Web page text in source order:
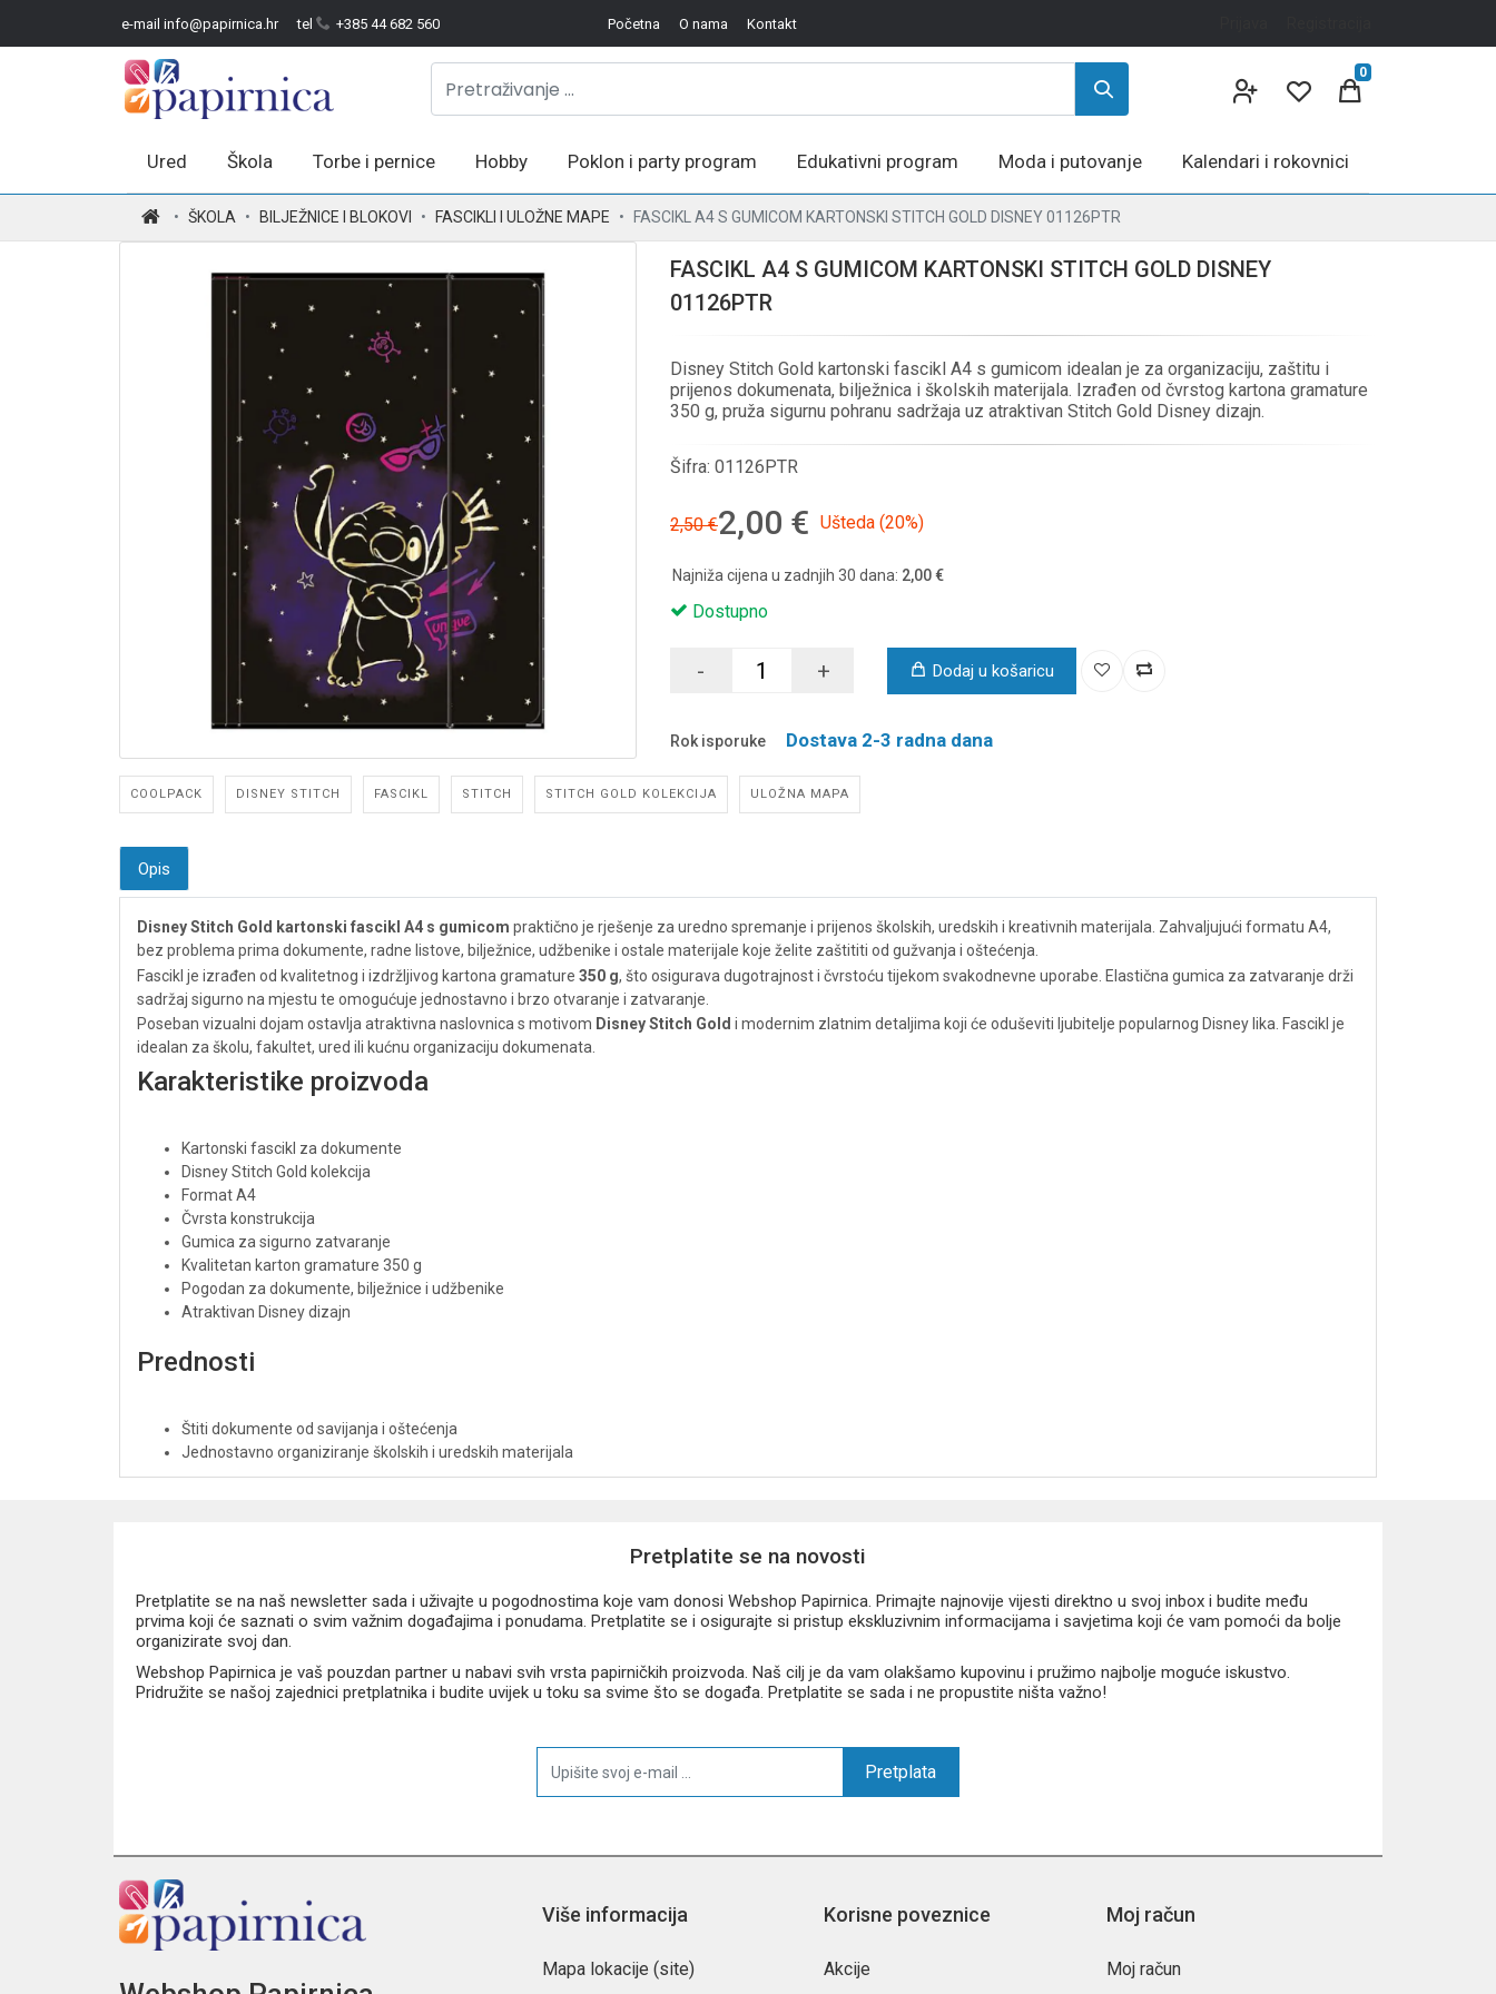
e-mail info@papirnica.hr tel +385 44 682 560 Početna O nama Kontakt
0
Ured Škola Torbe i pernice Hobby Poklon i party program Edukativni program Moda i putovanje Kalendari i rokovnici
ŠKOLA BILJEŽNICE I BLOKOVI FASCIKLI I ULOŽNE MAPE FASCIKL A4 S GUMICOM KARTONSKI STITCH GOLD DISNEY 01126PTR
FASCIKL A4 S GUMICOM KARTONSKI STITCH GOLD DISNEY
01126PTR
Disney Stitch Gold kartonski fascikl A4 s gumicom idealan je za organizaciju, zaštitu i
prijenos dokumenata, bilježnica i školskih materijala. Izrađen od čvrstog kartona gramature
350 g, pruža sigurnu pohranu sadržaja uz atraktivan Stitch Gold Disney dizajn.
Šifra: 01126PTR
2,50 €2,00 € Ušteda (20%)
Najniža cijena u zadnjih 30 dana: 2,00 €
Dostupno
- + Dodaj u košaricu
Rok isporuke Dostava 2-3 radna dana
COOLPACK DISNEY STITCH FASCIKL STITCH STITCH GOLD KOLEKCIJA ULOŽNA MAPA
Opis
Disney Stitch Gold kartonski fascikl A4 s gumicom praktično je rješenje za uredno spremanje i prijenos školskih, uredskih i kreativnih materijala. Zahvaljujući formatu A4,
bez problema prima dokumente, radne listove, bilježnice, udžbenike i ostale materijale koje želite zaštititi od gužvanja i oštećenja.
Fascikl je izrađen od kvalitetnog i izdržljivog kartona gramature 350 g, što osigurava dugotrajnost i čvrstoću tijekom svakodnevne uporabe. Elastična gumica za zatvaranje drži
sadržaj sigurno na mjestu te omogućuje jednostavno i brzo otvaranje i zatvaranje.
Poseban vizualni dojam ostavlja atraktivna naslovnica s motivom Disney Stitch Gold i modernim zlatnim detaljima koji će oduševiti ljubitelje popularnog Disney lika. Fascikl je
idealan za školu, fakultet, ured ili kućnu organizaciju dokumenata.
Karakteristike proizvoda
Kartonski fascikl za dokumente
Disney Stitch Gold kolekcija
Format A4
Čvrsta konstrukcija
Gumica za sigurno zatvaranje
Kvalitetan karton gramature 350 g
Pogodan za dokumente, bilježnice i udžbenike
Atraktivan Disney dizajn
Prednosti
Štiti dokumente od savijanja i oštećenja
Jednostavno organiziranje školskih i uredskih materijala
Elastična gumica drži sadržaj sigurnim
Tehničke informacije
Format: A4
Materijal: karton 350 g
Disney Stitch Gold fascikl A4 s gumicom savršen je dodatak školskom i uredskom priboru za sve koji žele kvalitetnu zaštitu dokumenata uz prepoznatljiv Disney stil.
Pretplatite se na novosti
Pretplatite se na naš newsletter sada i uživajte u pogodnostima koje vam donosi Webshop Papirnica. Primajte najnovije vijesti direktno u svoj inbox i budite među
prvima koji će saznati o svim važnim događajima i ponudama. Pretplatite se i osigurajte si pristup ekskluzivnim informacijama i savjetima koji će vam pomoći da bolje
organizirate svoj dan.
Webshop Papirnica je vaš pouzdan partner u nabavi svih vrsta papirničkih proizvoda. Naš cilj je da vam olakšamo kupovinu i pružimo najbolje moguće iskustvo.
Pridružite se našoj zajednici pretplatnika i budite uvijek u toku sa svime što se događa. Pretplatite se sada i ne propustite ništa važno!
Pretplata
Više informacija
Mapa lokacije (site)
Korisne poveznice
Akcije
Moj račun
Moj račun